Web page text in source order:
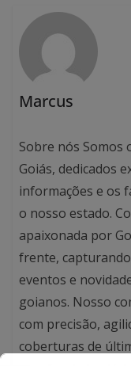
Marcus
Sobre nós Somos
Goiás, dedicados
informações e os
o nosso estado.
apaixonada por
frente,
eventos e
goianos. Nosso
com precisão,
coberturas de